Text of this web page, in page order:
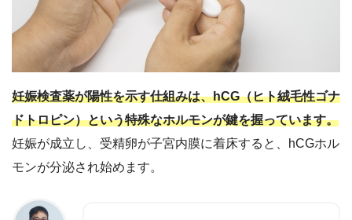
妊娠検査薬が陽性を示す仕組みは、hCG（ヒト絨毛性ゴナ
ドトロピン）という特殊なホルモンが鍵を握っています。
妊娠が成立し、 受精卵が子宮内膜に着床すると、hCGホル
モンが分泌され始めます。